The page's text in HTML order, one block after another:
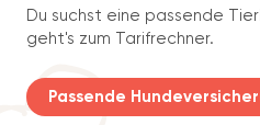
Du suchst eine passende
geht's zum Tarifrechner.
Passende